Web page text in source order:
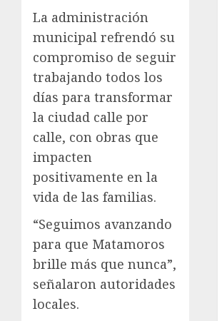
La administración
municipal refrendó su
compromiso de seguir
trabajando todos los
días para transformar
la ciudad calle por
calle, con obras que
impacten
positivamente en la
vida de las familias.
“Seguimos avanzando
para que Matamoros
brille más que nunca”,
señalaron autoridades
locales.